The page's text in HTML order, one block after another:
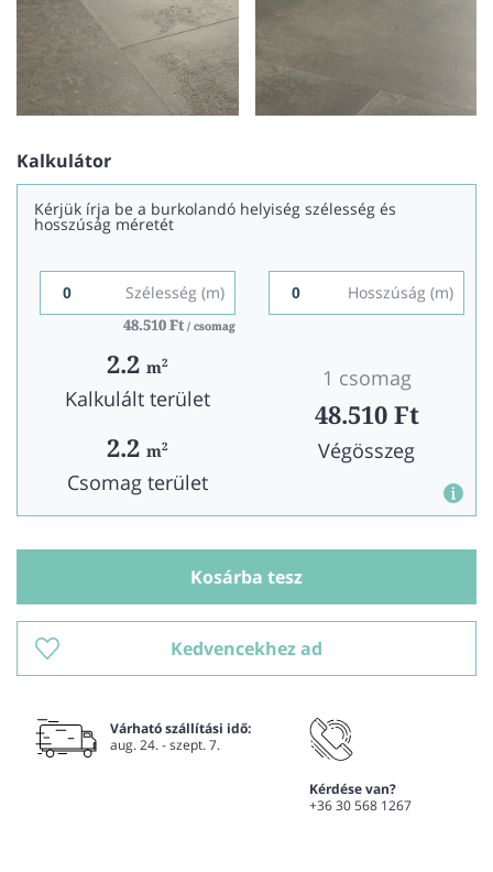
Kalkulátor
Kérjük írja be a burkolandó helyiség szélesség és
hosszúság méretét
Szélesség (m)
48.510 Ft / csomag
2.2 m2
Kalkulált terület
48.510 Ft / csomag
2.2 m2
Csomag terület
Hosszúság (m)
1 csomag
48.510 Ft
Végösszeg
Kosárba tesz
Kedvencekhez ad
Várható szállítási idő:
aug. 24. - szept. 7.
Kérdése van?
+36 30 568 1267